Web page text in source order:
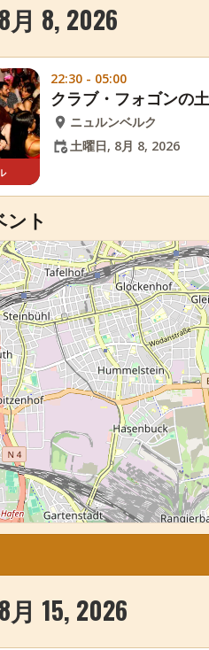
8, 2026
22:30 - 05:00
クラブ・フォゴンの
ニュルンベルク
土曜日, 8月 8, 2026
ント
15, 2026